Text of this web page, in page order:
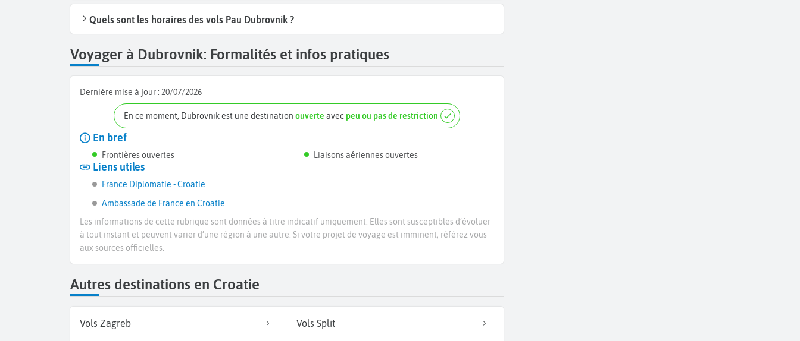
Quels sont les horaires des vols Pau Dubrovnik ?
Voyager à Dubrovnik: Formalités et infos pratiques
Dernière mise à jour : 20/07/2026
En ce moment, Dubrovnik est une destination ouverte avec peu ou pas de restriction
En bref
Frontières ouvertes Liaisons aériennes ouvertes
Liens utiles
France Diplomatie - Croatie
Ambassade de France en Croatie
Les informations de cette rubrique sont données à titre indicatif uniquement. Elles sont susceptibles d’évoluer
à tout instant et peuvent varier d’une région à une autre. Si votre projet de voyage est imminent, référez vous
aux sources officielles.
Autres destinations en Croatie
Vols Zagreb Vols Split